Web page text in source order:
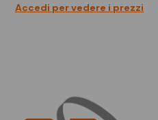
Accedi per vedere i prezzi